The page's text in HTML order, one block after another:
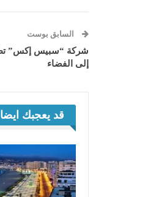
السابق بوست
إلى الفضاء
قد يعجبك ايضا